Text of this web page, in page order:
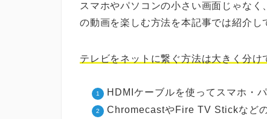
スマホやパソコンの小さい画面じゃな
の動画を楽しむ方法を本記事では紹介し
テレビをネットに繋ぐ方法は大きく分け
HDMIケーブルを使ってスマホ・
ChromecastやFire TV Stickなど